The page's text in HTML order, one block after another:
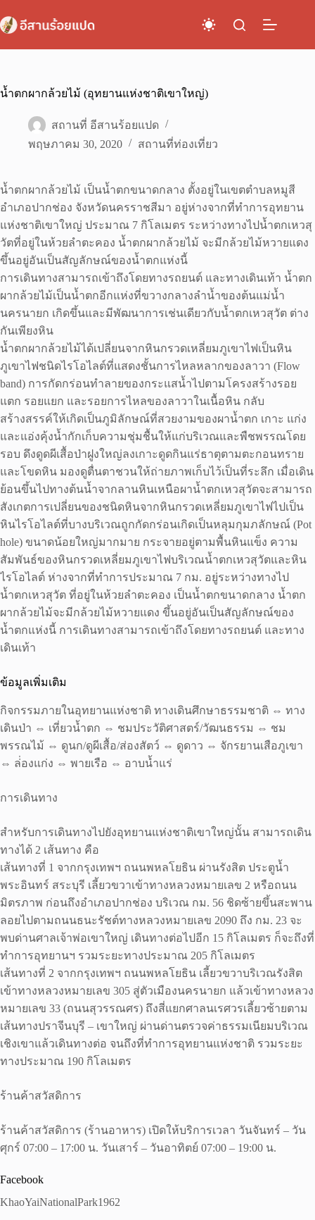
to
content
น้ำตกผากล้วยไม้ (อุทยานแห่งชาติเขาใหญ่)
สถานที่ อีสานร้อยแปด
พฤษภาคม 30, 2020
สถานที่ท่องเที่ยว
น้ำตกผากล้วยไม้ เป็นน้ำตกขนาดกลาง ตั้งอยู่ในเขตตำบลหมูสี
อำเภอปากช่อง จังหวัดนครราชสีมา อยู่ห่างจากที่ทำการอุทยาน
แห่งชาติเขาใหญ่ ประมาณ 7 กิโลเมตร ระหว่างทางไปน้ำตกเหวสุ
วัตที่อยู่ในห้วยลำตะคอง น้ำตกผากล้วยไม้ จะมีกล้วยไม้หวายแดง
ขึ้นอยู่อันเป็นสัญลักษณ์ของน้ำตกแห่งนี้
การเดินทางสามารถเข้าถึงโดยทางรถยนต์ และทางเดินเท้า น้ำตก
ผากล้วยไม้เป็นน้ำตกอีกแห่งที่ขวางกลางลำน้ำของต้นแม่น้ำ
นครนายก เกิดขึ้นและมีพัฒนาการเช่นเดียวกับน้ำตกเหวสุวัต ต่าง
กันเพียงหิน
น้ำตกผากล้วยไม้ได้เปลี่ยนจากหินกรวดเหลี่ยมภูเขาไฟเป็นหิน
ภูเขาไฟชนิดไรโอไลต์ที่แสดงชั้นการไหลหลากของลาวา (Flow
band) การกัดกร่อนทำลายของกระแสน้ำไปตามโครงสร้างรอย
แตก รอยแยก และรอยการไหลของลาวาในเนื้อหิน กลับ
สร้างสรรค์ให้เกิดเป็นภูมิลักษณ์ที่สวยงามของผาน้ำตก เกาะ แก่ง
และแอ่งคุ้งน้ำกักเก็บความชุ่มชื้นให้แก่บริเวณและพืชพรรณโดย
รอบ ดึงดูดผีเสื้อป่าฝูงใหญ่ลงเกาะดูดกินแร่ธาตุตามตะกอนทราย
และโขดหิน มองดูตื่นตาชวนให้ถ่ายภาพเก็บไว้เป็นที่ระลึก เมื่อเดิน
ย้อนขึ้นไปทางต้นน้ำจากลานหินเหนือผาน้ำตกเหวสุวัตจะสามารถ
สังเกตการเปลี่ยนของชนิดหินจากหินกรวดเหลี่ยมภูเขาไฟไปเป็น
หินไรโอไลต์ที่บางบริเวณถูกกัดกร่อนเกิดเป็นหลุมกุมภลักษณ์ (Pot
hole) ขนาดน้อยใหญ่มากมาย กระจายอยู่ตามพื้นหินแข็ง ความ
สัมพันธ์ของหินกรวดเหลี่ยมภูเขาไฟบริเวณน้ำตกเหวสุวัตและหิน
ไรโอไลต์ ห่างจากที่ทำการประมาณ 7 กม. อยู่ระหว่างทางไป
น้ำตกเหวสุวัต ที่อยู่ในห้วยลำตะคอง เป็นน้ำตกขนาดกลาง น้ำตก
ผากล้วยไม้จะมีกล้วยไม้หวายแดง ขึ้นอยู่อันเป็นสัญลักษณ์ของ
น้ำตกแห่งนี้ การเดินทางสามารถเข้าถึงโดยทางรถยนต์ และทาง
เดินเท้า
ข้อมูลเพิ่มเติม
กิจกรรมภายในอุทยานแห่งชาติ ทางเดินศึกษาธรรมชาติ ⇔ ทาง
เดินป่า ⇔ เที่ยวน้ำตก ⇔ ชมประวัติศาสตร์/วัฒนธรรม ⇔ ชม
พรรณไม้ ⇔ ดูนก/ดูผีเสื้อ/ส่องสัตว์ ⇔ ดูดาว ⇔ จักรยานเสือภูเขา
⇔ ล่่องแก่ง ⇔ พายเรือ ⇔ อาบน้ำแร่
การเดินทาง
สำหรับการเดินทางไปยังอุทยานแห่งชาติเขาใหญ่นั้น สามารถเดิน
ทางได้ 2 เส้นทาง คือ
เส้นทางที่ 1 จากกรุงเทพฯ ถนนพหลโยธิน ผ่านรังสิต ประตูน้ำ
พระอินทร์ สระบุรี เลี้ยวขวาเข้าทางหลวงหมายเลข 2 หรือถนน
มิตรภาพ ก่อนถึงอำเภอปากช่อง บริเวณ กม. 56 ชิดซ้ายขึ้นสะพาน
ลอยไปตามถนนธนะรัชต์ทางหลวงหมายเลข 2090 ถึง กม. 23 จะ
พบด่านศาลเจ้าพ่อเขาใหญ่ เดินทางต่อไปอีก 15 กิโลเมตร ก็จะถึงที่
ทำการอุทยานฯ รวมระยะทางประมาณ 205 กิโลเมตร
เส้นทางที่ 2 จากกรุงเทพฯ ถนนพหลโยธิน เลี้ยวขวาบริเวณรังสิต
เข้าทางหลวงหมายเลข 305 สู่ตัวเมืองนครนายก แล้วเข้าทางหลวง
หมายเลข 33 (ถนนสุวรรณศร) ถึงสี่แยกศาลนเรศวรเลี้ยวซ้ายตาม
เส้นทางปราจีนบุรี – เขาใหญ่ ผ่านด่านตรวจค่าธรรมเนียมบริเวณ
เชิงเขาแล้วเดินทางต่อ จนถึงที่ทำการอุทยานแห่งชาติ รวมระยะ
ทางประมาณ 190 กิโลเมตร
ร้านค้าสวัสดิการ
ร้านค้าสวัสดิการ (ร้านอาหาร) เปิดให้บริการเวลา วันจันทร์ – วัน
ศุกร์ 07:00 – 17:00 น. วันเสาร์ – วันอาทิตย์ 07:00 – 19:00 น.
Facebook
KhaoYaiNationalPark1962